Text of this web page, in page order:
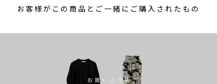
お客様がこの商品とご一緒にご購入されたもの